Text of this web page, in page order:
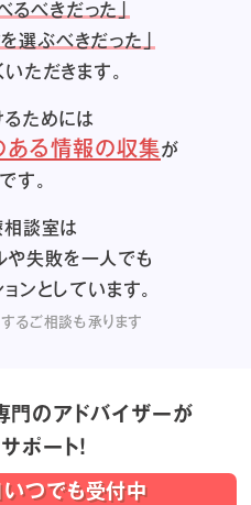
るべきだった」
選ぶべきだった」
ただきます。
ためには
ある情報の収集が
す。
談室は
や失敗を一人でも
ンとしています。
るご相談も承ります
門のアドバイザーが
ポート！
つでも受付中